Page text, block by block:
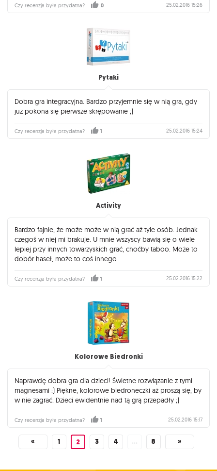
Czy recenzja była przydatna? 0 25.02.2016 15:26
Pytaki
Dobra gra integracyjna. Bardzo przyjemnie się w nią gra, gdy
już pokona się pierwsze skrępowanie ;)
Czy recenzja była przydatna? 1 25.02.2016 15:24
Activity
Bardzo fajnie, że może może w nią grać aż tyle osób. Jednak
czegoś w niej mi brakuje. U mnie wszyscy bawią się o wiele
lepiej przy innych towarzyskich grać, choćby taboo. Może to
dobór haseł, może to coś innego.
Czy recenzja była przydatna? 1 25.02.2016 15:22
Kolorowe Biedronki
Naprawdę dobra gra dla dzieci! Świetne rozwiązanie z tymi
magnesami :) Piękne, kolorowe biedroneczki aż proszą się, by
w nie zagrać. Dzieci ewidentnie nad tą grą przepadły ;)
Czy recenzja była przydatna? 1 25.02.2016 15:17
« 1 2 3 4 … 8 »